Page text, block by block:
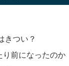
きつい？
り前になったのか